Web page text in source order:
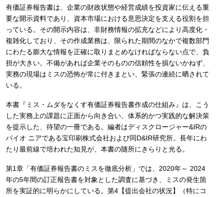
有価証券報告書は、企業の財政状態や経営成績を投資家に伝える重
要な開示資料であり、資本市場における意思決定を支える役割を担
っている。その開示内容は、非財務情報の拡充などにより高度化・
複雑化しており、その作成業務は、限られた期間のなかで複数部門
にわたる膨大な情報を正確に取りまとめなければならない点で、負
担が大きい。不備があれば企業そのものの信頼性を損ないかねず、
実務の現場はミスの恐怖が常に付きまとい、緊張の連続に晒されて
いる。
本書『ミス・ムダをなくす有価証券報告書作成の仕組み』は、こう
した実務上の課題に正面から向き合い、体系的かつ実践的な解決策
を提示した、待望の一冊である。編者はディスクロージャー&IRの
パイオ ニアである宝印刷株式会社および同D&IR研究所。長年にわ
たり最前線で培われた知見が、本書の随所にきらりと光る。
第1章「有価証券報告書のミスを徹底分析」では、2020年～ 2024
年の5年間の訂正報告書を対象とした調査に基づき、ミスの発生箇
所を実証的に明らかにしている。第4【提出会社の状況】（特にコ